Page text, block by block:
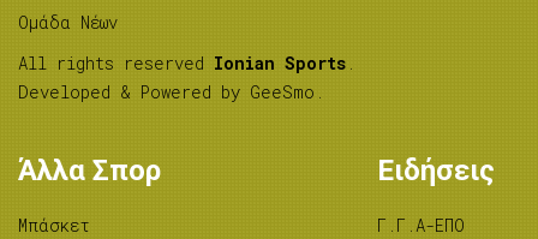
Ομάδα Νέων
All rights reserved Ionian Sports .
Developed & Powered by GeeSmo .
Άλλα Σπορ
Μπάσκετ
Ειδήσεις
Γ.Γ.Α-ΕΠΟ